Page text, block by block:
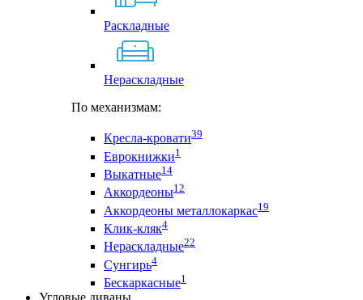
Раскладные
Нераскладные
По механизмам:
Кресла-кровати39
Еврокнижки1
Выкатные14
Аккордеоны12
Аккордеоны металлокаркас19
Клик-кляк4
Нераскладные22
Сунгирь4
Бескаркасные1
Угловые диваны